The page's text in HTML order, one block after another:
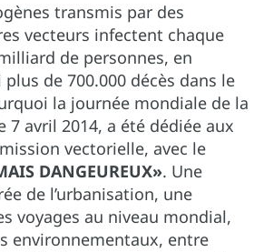
transmis par des
vecteurs infectent chaque
de personnes, en
de 700.000 décès dans le
la journée mondiale de la
7 avril 2014, a été dédiée aux
vectorielle, avec le
DANGEUREUX». Une
de l’urbanisation, une
voyages au niveau mondial,
environnementaux, entre